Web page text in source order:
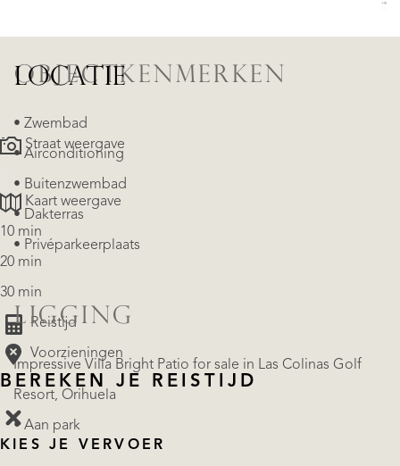
OBJECTKENMERKEN
• Zwembad
• Airconditioning
• Buitenzwembad
• Dakterras
• Privéparkeerplaats
LIGGING
Impressive Villa Bright Patio for sale in Las Colinas Golf
Resort, Orihuela
• Aan park
LOCATIE
Straat weergave
Kaart weergave
10 min
20 min
30 min
Reistijd
Voorzieningen
BEREKEN JE REISTIJD
KIES JE VERVOER